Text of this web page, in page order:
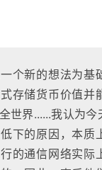
个新的想法为基
存储货币价值并
世界......我认为今
下的原因，本质
的通信网络实际